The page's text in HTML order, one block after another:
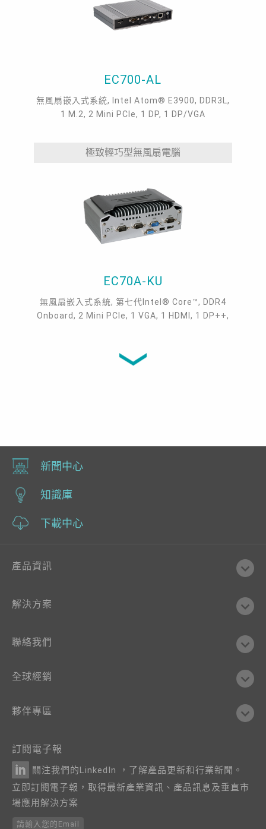
EC700-AL
無風扇嵌入式系統, Intel Atom® E3900, DDR3L,
1 M.2, 2 Mini PCIe, 1 DP, 1 DP/VGA
極致輕巧型無風扇電腦
EC70A-KU
無風扇嵌入式系統, 第七代Intel® Core™, DDR4
Onboard, 2 Mini PCIe, 1 VGA, 1 HDMI, 1 DP++,
新聞中心
知識庫
下載中心
產品資訊
解決方案
聯絡我們
全球經銷
夥伴專區
訂閱電子報
關注我們的LinkedIn ，了解產品更新和行業新聞。
立即訂閱電子報，取得最新產業資訊、產品訊息及垂直市
場應用解決方案
請輸入您的Email